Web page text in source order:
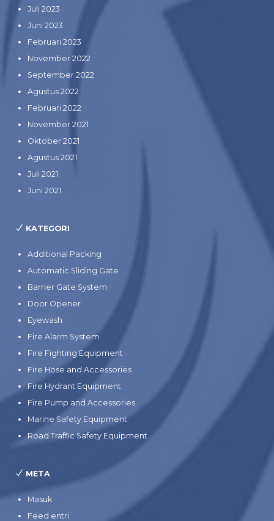
Juli 2023
Juni 2023
Februari 2023
November 2022
September 2022
Agustus 2022
Februari 2022
November 2021
Oktober 2021
Agustus 2021
Juli 2021
Juni 2021
KATEGORI
Additional Packing
Automatic Sliding Gate
Barrier Gate System
Door Opener
Eyewash
Fire Alarm System
Fire Fighting Equipment
Fire Hose and Accessories
Fire Hydrant Equipment
Fire Pump and Accessories
Marine Safety Equipment
Road Traffic Safety Equipment
META
Masuk
Feed entri